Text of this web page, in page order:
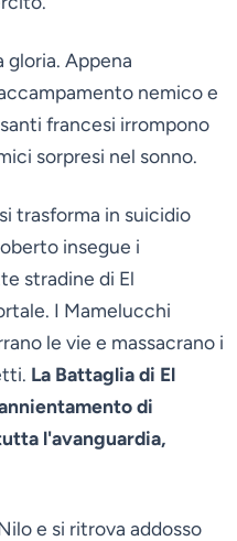
gloria. Appena
nemico e
francesi irrompono
sorpresi nel sonno.
trasforma in suicidio
insegue i
stradine di El
I Mamelucchi
le vie e massacrano i
La Battaglia di El
di
l'avanguardia,
e si ritrova addosso